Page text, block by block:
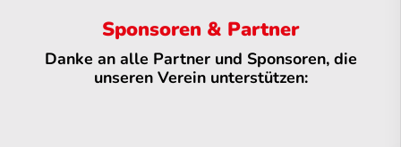
Sponsoren & Partner
Danke an alle Partner und Sponsoren, die
unseren Verein unterstützen: